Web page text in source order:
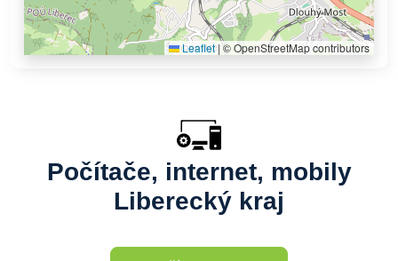
Leaflet | © OpenStreetMap contributors
Počítače, internet, mobily
Liberecký kraj